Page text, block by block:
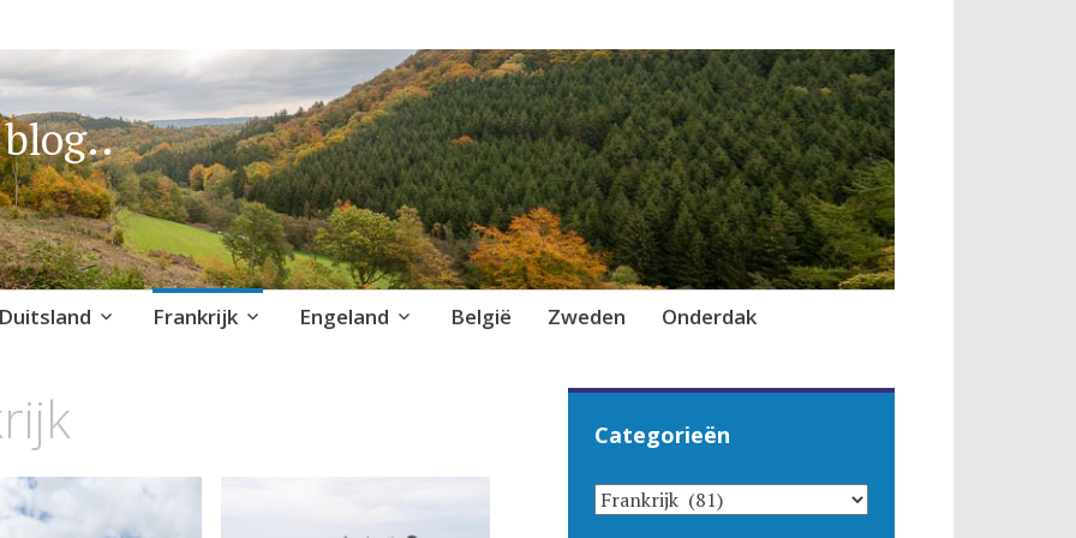
Duitsland Frankrijk Engeland België Zweden Onderdak
Categorieën
CATEGORIEËN